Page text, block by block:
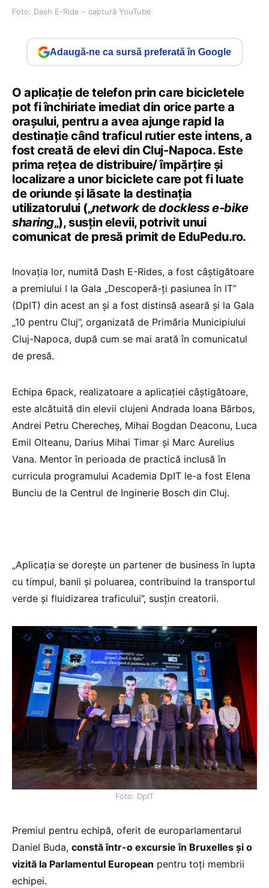
Foto: Dash E-Ride – captură YouTube
Adaugă-ne ca sursă preferată în Google
O aplicație de telefon prin care bicicletele
pot fi închiriate imediat din orice parte a
orașului, pentru a avea ajunge rapid la
destinație când traficul rutier este intens, a
fost creată de elevi din Cluj-Napoca. Este
prima rețea de distribuire/ împărțire și
localizare a unor biciclete care pot fi luate
de oriunde și lăsate la destinația
utilizatorului („networkdedockless e-bike
sharing„), susțin elevii, potrivit unui
comunicat de presă primit de EduPedu.ro.
Inovația lor, numită Dash E-Rides, a fost câștigătoare
a premiului I la Gala „Descoperă-ți pasiunea în IT”
(DpIT) din acest an și a fost distinsă aseară și la Gala
„10 pentru Cluj”, organizată de Primăria Municipiului
Cluj-Napoca, după cum se mai arată în comunicatul
de presă.
Echipa 6pack, realizatoare a aplicației câștigătoare,
este alcătuită din elevii clujeni Andrada Ioana Bărbos,
Andrei Petru Cherecheș, Mihai Bogdan Deaconu, Luca
Emil Olteanu, Darius Mihai Timar și Marc Aurelius
Vana. Mentor în perioada de practică inclusă în
curricula programului Academia DpIT le-a fost Elena
Bunciu de la Centrul de Inginerie Bosch din Cluj.
„Aplicația se dorește un partener de business în lupta
cu timpul, banii și poluarea, contribuind la transportul
verde și fluidizarea traficului”, susțin creatorii.
Foto: DpIT
Premiul pentru echipă, oferit de europarlamentarul
Daniel Buda, constă într-o excursie în Bruxelles și o
vizită la Parlamentul European pentru toţi membrii
echipei.